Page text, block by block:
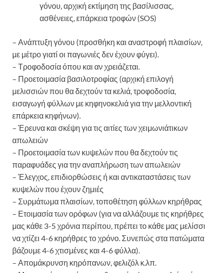
γόνου, αρχική εκτίμηση της βασίλισσας,
ασθένειες, επάρκεια τροφών (SOS)
– Ανάπτυξη γόνου (προσθήκη και αναστροφή πλαισίων,
με μέτρο γιατί οι παγωνιές δεν έχουν φύγει).
– Τροφοδοσία όπου και αν χρειάζεται.
– Προετοιμασία βασιλοτροφίας (αρχική επιλογή
μελισσιών που θα δεχτούν τα κελιά, τροφοδοσία,
εισαγωγή φύλλων με κηφηνοκελιά για την μελλοντική
επάρκεια κηφήνων).
– Έρευνα και σκέψη για τις αιτίες των χειμωνιάτικων
απωλειών
– Προετοιμασία των κυψελών που θα δεχτούν τις
παραφυάδες για την αναπλήρωση των απωλειών
– Έλεγχος, επιδιορθώσεις ή και αντικαταστάσεις των
κυψελών που έχουν ζημιές
– Συρμάτωμα πλαισίων, τοποθέτηση φύλλων κηρήθρας
– Ετοιμασία των ορόφων (για να αλλάζουμε τις κηρήθρες
μας κάθε 3-5 χρόνια περίπου, πρέπει το κάθε μας μελίσσι
να χτίζει 4-6 κηρήθρες το χρόνο. Συνεπώς στα πατώματα
βάζουμε 4-6 χτισμένες και 4-6 φύλλα).
– Απομάκρυνση κηρόπανων, φελιζόλ κ.λπ.